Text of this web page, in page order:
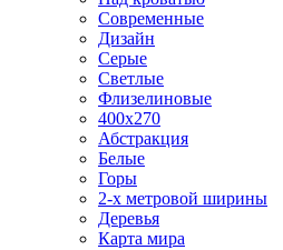
Современные
Дизайн
Серые
Светлые
Флизелиновые
400х270
Абстракция
Белые
Горы
2-х метровой ширины
Деревья
Карта мира